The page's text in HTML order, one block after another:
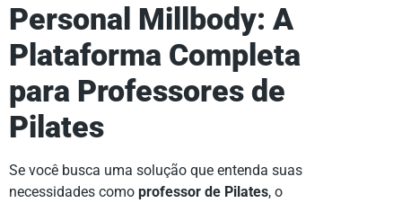
Personal Millbody: A
Plataforma Completa
para Professores de
Pilates
Se você busca uma solução que entenda suas
necessidades como professor de Pilates, o